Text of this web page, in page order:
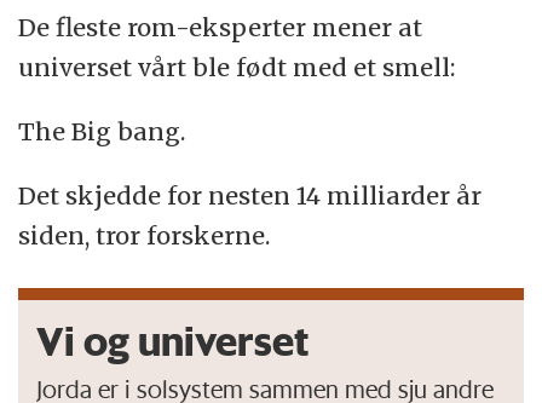
De fleste rom-eksperter mener at
universet vårt ble født med et smell:
The Big bang.
Det skjedde for nesten 14 milliarder år
siden, tror forskerne.
Vi og universet
Jorda er i solsystem sammen med sju andre